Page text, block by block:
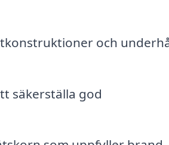
och
säkerställa god